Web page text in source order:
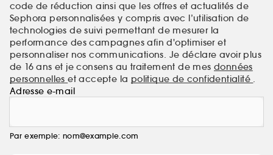
code de réduction ainsi que les offres et actualités de
Sephora personnalisées y compris avec l’utilisation de
technologies de suivi permettant de mesurer la
performance des campagnes afin d'optimiser et
personnaliser nos communications. Je déclare avoir plus
de 16 ans et je consens au traitement de mes données
personnelleset accepte la politique de confidentialité .
Adresse e-mail
Par exemple: nom@example.com